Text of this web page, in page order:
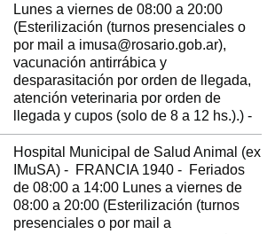
Lunes a viernes de 08:00 a 20:00
(Esterilización (turnos presenciales o
por mail a imusa@rosario.gob.ar),
vacunación antirrábica y
desparasitación por orden de llegada,
atención veterinaria por orden de
llegada y cupos (solo de 8 a 12 hs.).) -
Hospital Municipal de Salud Animal (ex
IMuSA) - FRANCIA 1940 - Feriados
de 08:00 a 14:00 Lunes a viernes de
08:00 a 20:00 (Esterilización (turnos
presenciales o por mail a